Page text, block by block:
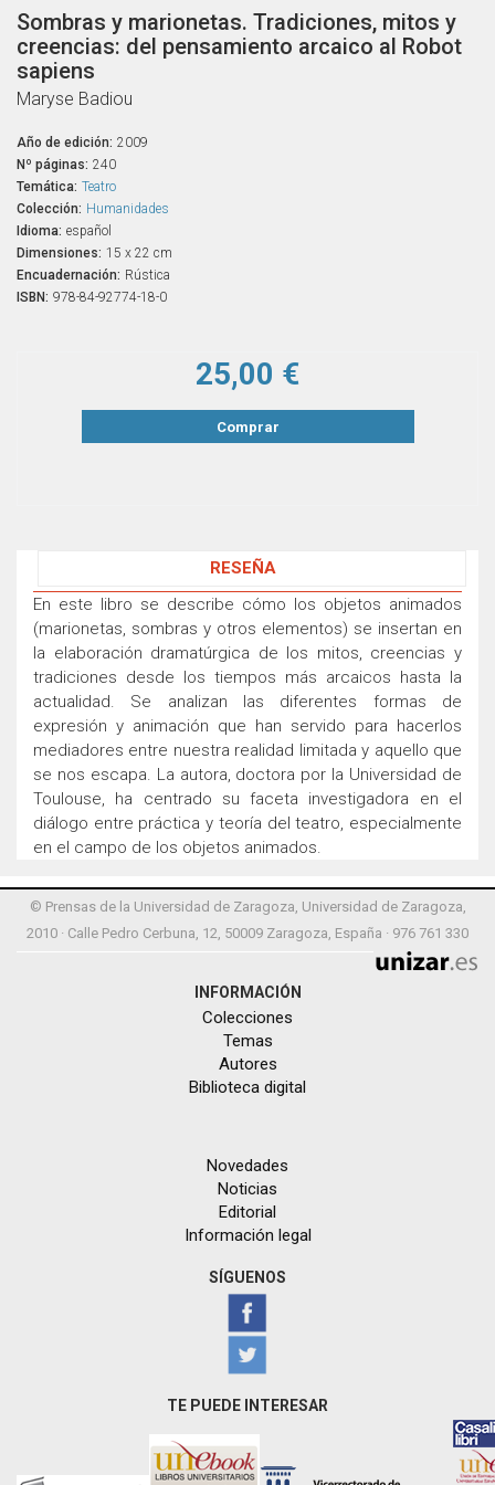
Sombras y marionetas. Tradiciones, mitos y
creencias: del pensamiento arcaico al Robot
sapiens
Maryse Badiou
Año de edición: 2009
Nº páginas: 240
Temática: Teatro
Colección: Humanidades
Idioma: español
Dimensiones: 15 x 22 cm
Encuadernación: Rústica
ISBN: 978-84-92774-18-0
25,00 €
Comprar
RESEÑA
En este libro se describe cómo los objetos animados
(marionetas, sombras y otros elementos) se insertan en
la elaboración dramatúrgica de los mitos, creencias y
tradiciones desde los tiempos más arcaicos hasta la
actualidad. Se analizan las diferentes formas de
expresión y animación que han servido para hacerlos
mediadores entre nuestra realidad limitada y aquello que
se nos escapa. La autora, doctora por la Universidad de
Toulouse, ha centrado su faceta investigadora en el
diálogo entre práctica y teoría del teatro, especialmente
en el campo de los objetos animados.
© Prensas de la Universidad de Zaragoza, Universidad de Zaragoza,
2010 · Calle Pedro Cerbuna, 12, 50009 Zaragoza, España · 976 761 330
INFORMACIÓN
Colecciones
Temas
Autores
Biblioteca digital
Novedades
Noticias
Editorial
Información legal
SÍGUENOS
TE PUEDE INTERESAR